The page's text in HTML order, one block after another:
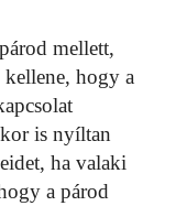
mellett,
hogy a
is nyíltan
ha valaki
a párod